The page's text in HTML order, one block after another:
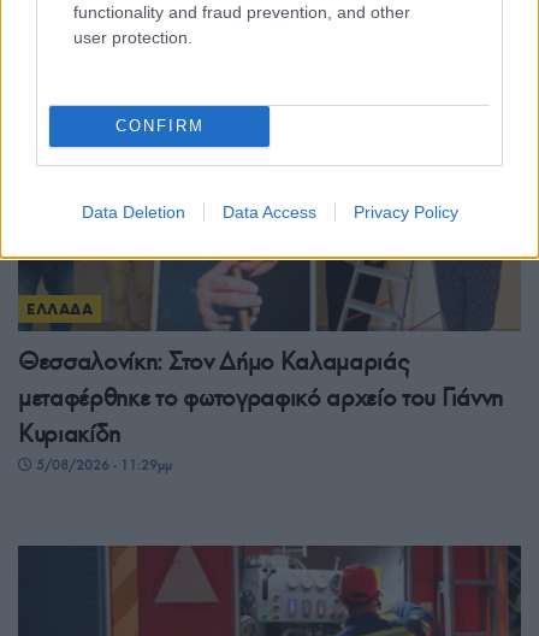
functionality and fraud prevention, and other
user protection.
CONFIRM
Data Deletion Data Access Privacy Policy
ΕΛΛΑΔΑ
Θεσσαλονίκη: Στον Δήμο Καλαμαριάς
μεταφέρθηκε το φωτογραφικό αρχείο του Γιάννη
Κυριακίδη
5/08/2026 - 11:29μμ